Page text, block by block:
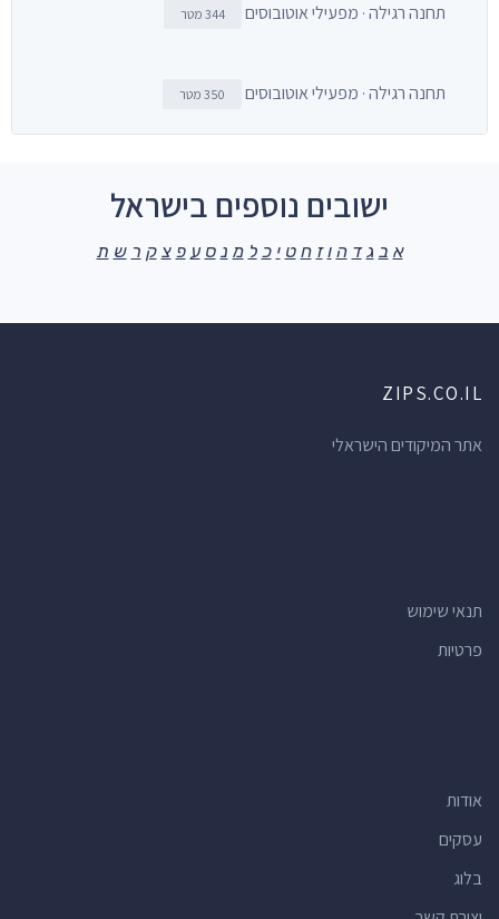
תחנה רגילה · מפעילי אוטובוסים 344 מטר
תחנה רגילה · מפעילי אוטובוסים 350 מטר
ישובים נוספים בישראל
א ב ג ד ה ו ז ח ט י כ ל מ נ ס ע פ צ ק ר ש ת
ZIPS.CO.IL
אתר המיקודים הישראלי
תנאי שימוש
פרטיות
אודות
עסקים
בלוג